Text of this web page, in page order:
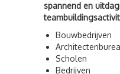
spannend en
Bouwbedrijven
Scholen
Bedrijven